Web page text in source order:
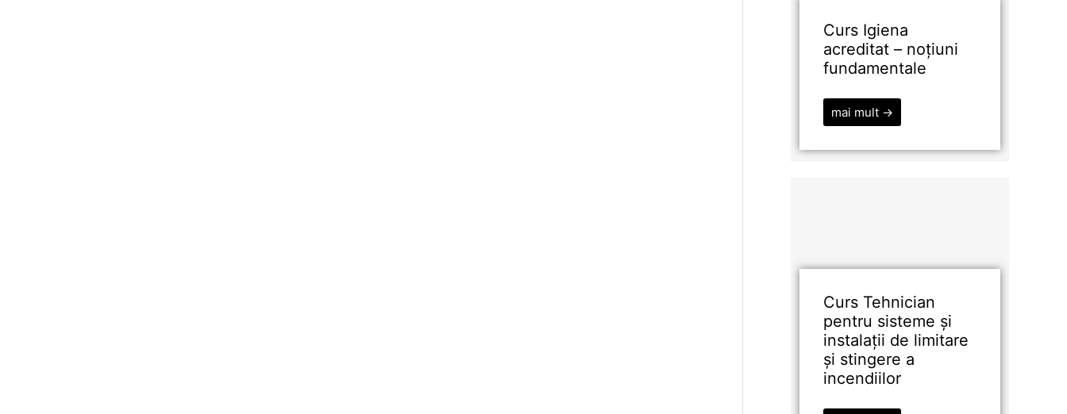
Curs Igiena
acreditat – noțiuni
fundamentale
mai mult →
Curs Tehnician
pentru sisteme și
instalații de limitare
și stingere a
incendiilor